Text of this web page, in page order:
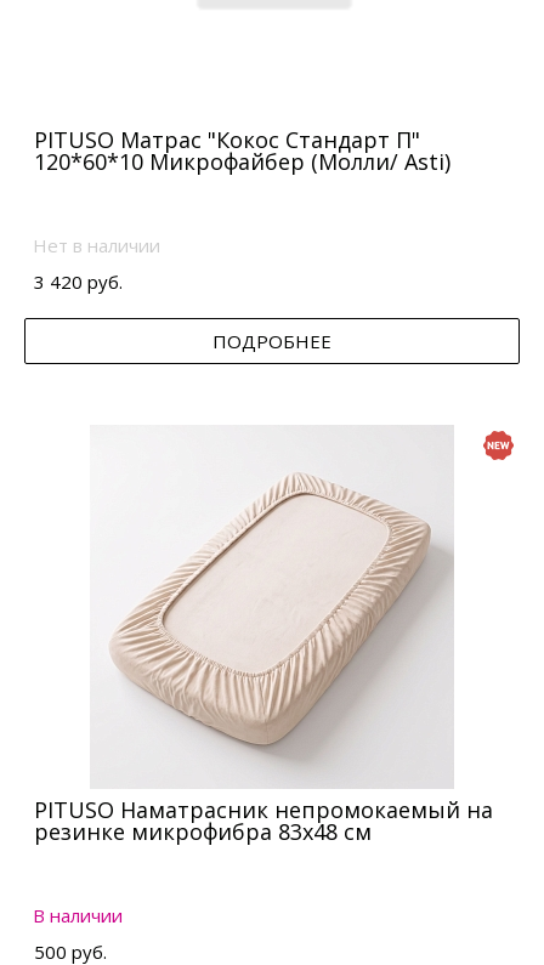
PITUSO Матрас "Кокос Стандарт П"
120*60*10 Микрофайбер (Молли/ Asti)
Нет в наличии
3 420 руб.
ПОДРОБНЕЕ
PITUSO Наматрасник непромокаемый на
резинке микрофибра 83х48 см
В наличии
500 руб.